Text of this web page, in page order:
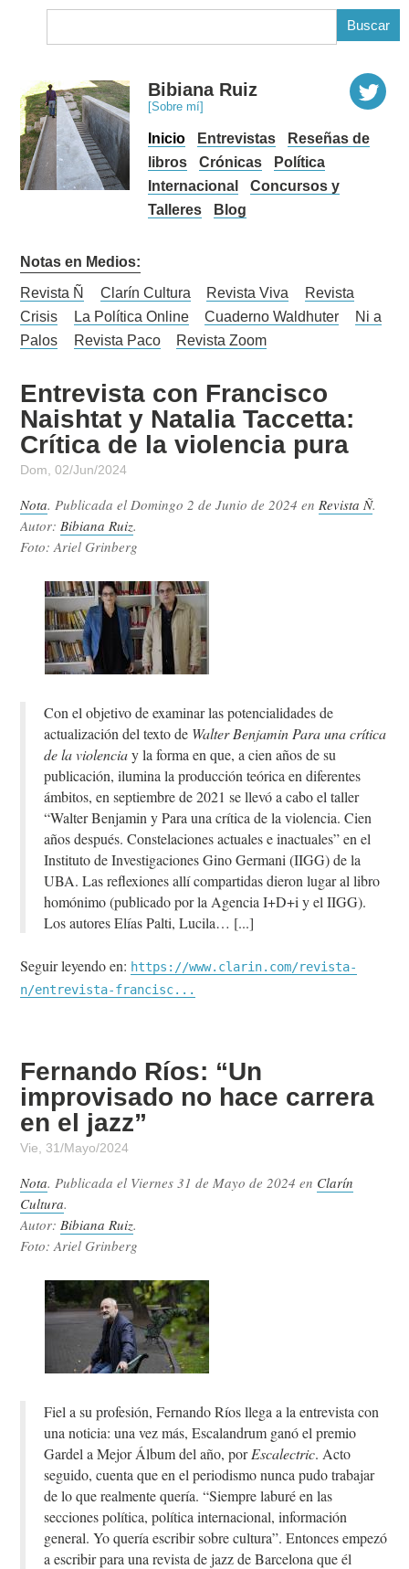
Bibiana Ruiz
[Sobre mí]
Inicio Entrevistas
Reseñas de
libros
Crónicas
Política
Internacional
Concursos y
Talleres
Blog
Notas en Medios:
Revista Ñ
Clarín Cultura Revista Viva
Revista
Crisis
La Política Online Cuaderno Waldhuter
Ni a
Palos
Revista Paco Revista Zoom
Entrevista con Francisco
Naishtat y Natalia Taccetta:
Crítica de la violencia pura
Dom, 02/Jun/2024
Nota. Publicada elDomingo 2 de Junio de 2024 enRevista Ñ.
Autor:Bibiana Ruiz.
Foto: Ariel Grinberg
Con el objetivo de examinar las potencialidades de
actualización del texto de Walter Benjamin Para una crítica
de la violenciay la forma en que, a cien años de su
publicación, ilumina la producción teórica en diferentes
ámbitos, en septiembre de 2021 se llevó a cabo el taller
“Walter Benjamin y Para una crítica de la violencia. Cien
años después. Constelaciones actuales e inactuales” en el
Instituto de Investigaciones Gino Germani (IIGG) de la
UBA. Las reflexiones allí compartidas dieron lugar al libro
homónimo (publicado por la Agencia I+D+i y el IIGG).
Los autores Elías Palti, Lucila…
Seguir leyendo en: https://www.clarin.com/revista-
n/entrevista-francisc...
Fernando Ríos: “Un
improvisado no hace carrera
en el jazz”
Vie, 31/Mayo/2024
Nota. Publicada el Viernes 31 de Mayo de 2024 en Clarín
Cultura.
Autor:Bibiana Ruiz.
Foto: Ariel Grinberg
Fiel a su profesión, Fernando Ríos llega a la entrevista con
una noticia: una vez más, Escalandrum ganó el premio
Gardel a Mejor Álbum del año, porEscalectric. Acto
seguido, cuenta que en el periodismo nunca pudo trabajar
de lo que realmente quería. “Siempre laburé en las
secciones política, política internacional, información
general. Yo quería escribir sobre cultura”. Entonces empezó
a escribir para una revista de jazz de Barcelona que él